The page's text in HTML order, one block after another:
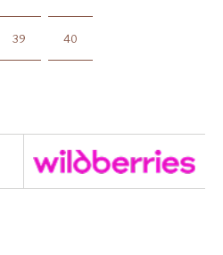
39 40